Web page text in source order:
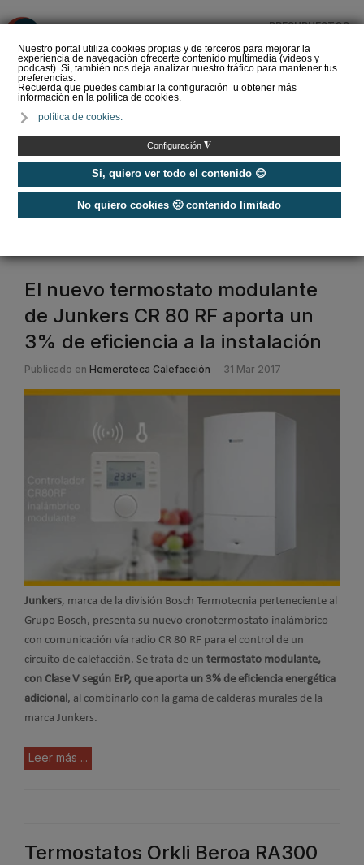
Nuestro portal utiliza cookies propias y de terceros para mejorar la
experiencia de navegación ofrecerte contenido multimedia (vídeos y
podcast). Si, también nos deja analizar nuestro tráfico para mantener tus
preferencias.
Recuerda que puedes cambiar la configuración u obtener más
información en la política de cookies.
política de cookies.
Configuración ◮
Si, quiero ver todo el contenido 😊
No quiero cookies 🙁 contenido limitado
PRESUPUESTOS
del Amperio (Episodio 3)
Etiquetas / cronotermostatos
El nuevo termostato modulante
de Junkers CR 80 RF aporta un
3% de eficiencia a la instalación
Publicado en Hemeroteca Calefacción 31 Mar 2017
Junkers, marca de la división Bosch Termotecnia perteneciente al
Grupo Bosch, presenta su nuevo cronotermostato inalámbrico
con comunicación vía radio CR 80 RF para el control de un
circuito de calefacción. Se trata de un termostato modulante,
con Clase V según ErP, que aporta un 3% de eficiencia energética
adicional, al combinarlo con la gama de calderas murales de la
marca Junkers.
Leer más ...
Termostatos Orkli Beroa RA300